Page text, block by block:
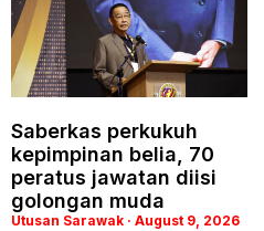
Saberkas perkukuh
kepimpinan belia, 70
peratus jawatan diisi
golongan muda
Utusan Sarawak August 9, 2026